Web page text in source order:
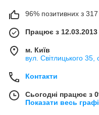
96% позитивних з 317
Працює з 12.03.2013
м. Київ
вул. Світлицького
Контакти
Сьогодні працює з
Показати весь